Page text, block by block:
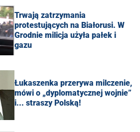
Trwają zatrzymania
protestujących na Białorusi. W
Grodnie milicja użyła pałek i
gazu
Łukaszenka przerywa milczenie,
mówi o „dyplomatycznej wojnie”
i... straszy Polską!